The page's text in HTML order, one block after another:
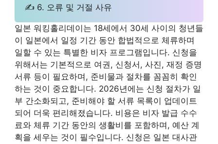
✍ 6. 오류 및 거절 사유
일본 워킹홀리데이는 18세에서 30세 사이의 청년들
이 일본에서 일정 기간 동안 합법적으로 체류하며
일할 수 있는 특별한 비자 프로그램입니다. 신청을
위해서는 기본적으로 여권, 신청서, 사진, 재정 증명
서류 등이 필요하며, 준비물과 절차를 꼼꼼히 확인
하는 것이 중요합니다. 2026년에는 신청 절차가 일
부 간소화되고, 준비해야 할 서류 목록이 업데이트
되어 더욱 편리해졌습니다. 비용은 비자 발급 수수
료와 체류 기간 동안의 생활비를 포함하며, 예산 계
획을 세우는 것이 필수입니다. 신청은 일본 대사관